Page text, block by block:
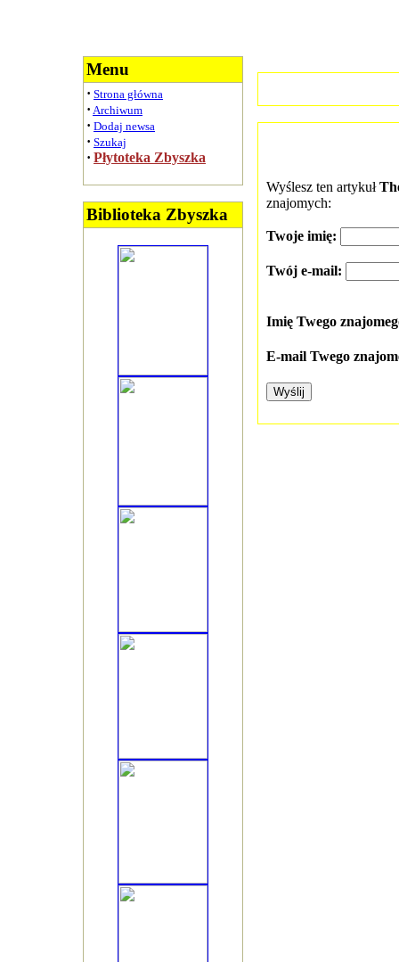
Menu
· Strona główna
· Archiwum
· Dodaj newsa
· Szukaj
· Płytoteka Zbyszka
Biblioteka Zbyszka
Wyślesz ten artykuł
znajomych:
Twoje imię:
Twój e-mail:
Imię Twego
E-mail Twego